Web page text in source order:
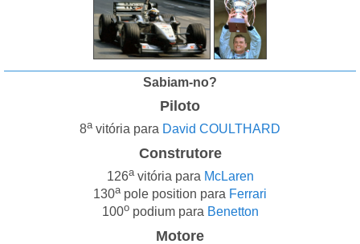
Sabiam-no?
Piloto
8avitória para David COULTHARD
Construtore
126avitória para McLaren
130apole position para Ferrari
100opodium para Benetton
Motore